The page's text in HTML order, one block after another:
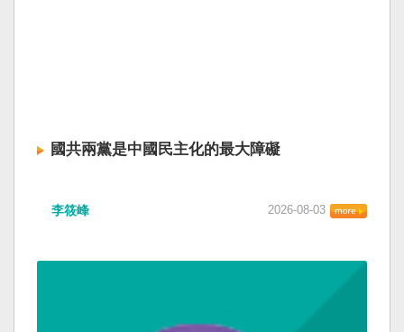
國共兩黨是中國民主化的最大障礙
李筱峰 2026-08-03